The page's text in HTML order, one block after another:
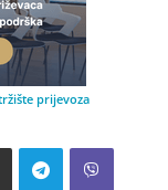
prijevoza